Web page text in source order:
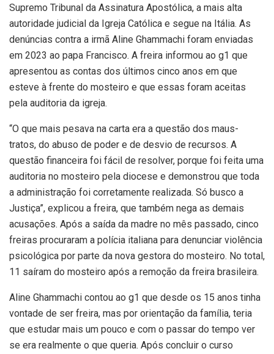
Supremo Tribunal da Assinatura Apostólica, a mais alta
autoridade judicial da Igreja Católica e segue na Itália. As
denúncias contra a irmã Aline Ghammachi foram enviadas
em 2023 ao papa Francisco. A freira informou ao g1 que
apresentou as contas dos últimos cinco anos em que
esteve à frente do mosteiro e que essas foram aceitas
pela auditoria da igreja.
“O que mais pesava na carta era a questão dos maus-
tratos, do abuso de poder e de desvio de recursos. A
questão financeira foi fácil de resolver, porque foi feita uma
auditoria no mosteiro pela diocese e demonstrou que toda
a administração foi corretamente realizada. Só busco a
Justiça”, explicou a freira, que também nega as demais
acusações. Após a saída da madre no mês passado, cinco
freiras procuraram a polícia italiana para denunciar violência
psicológica por parte da nova gestora do mosteiro. No total,
11 saíram do mosteiro após a remoção da freira brasileira.
Aline Ghammachi contou ao g1 que desde os 15 anos tinha
vontade de ser freira, mas por orientação da família, teria
que estudar mais um pouco e com o passar do tempo ver
se era realmente o que queria. Após concluir o curso